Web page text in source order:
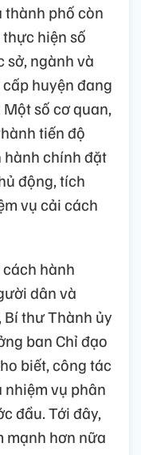
phố còn
hiện số
sở, ngành và
huyện đang
số cơ quan,
tiến độ
hành chính đặt
động, tích
vụ cải cách
hành
dân và
Bí thư Thành ủy
ban Chỉ đạo
biết, công tác
vụ phân
đầu. Tới đây,
mạnh hơn nữa